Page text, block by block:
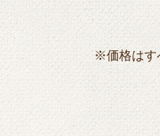
※価格はす